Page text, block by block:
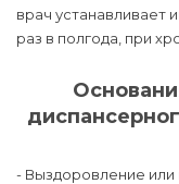
врач устанавливает
раз в полгода, при
- Выздоровление или